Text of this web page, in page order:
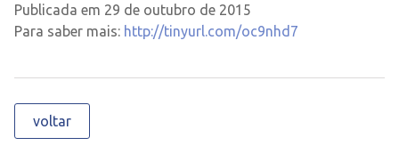
Publicada em 29 de outubro de 2015
Para saber mais: http://tinyurl.com/oc9nhd7
voltar